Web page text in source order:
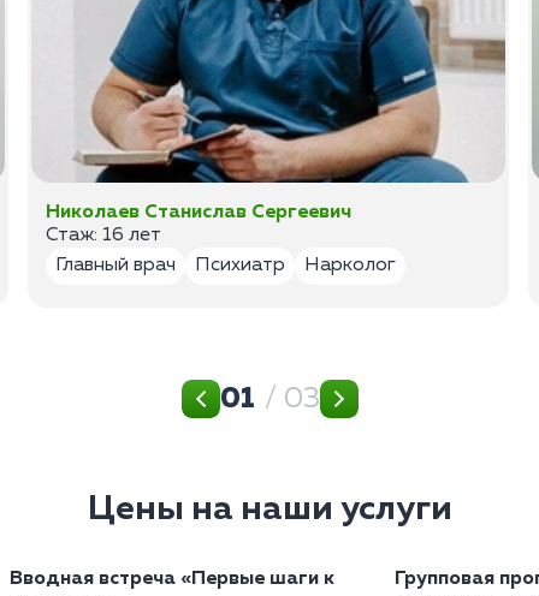
Николаев Станислав Сергеевич
Стаж: 16 лет
Главный врач
Психиатр Нарколог
01 / 03
Цены на наши услуги
Вводная встреча «Первые шаги к
Групповая